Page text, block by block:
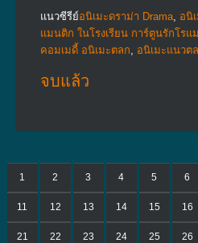
แนวซีรีย์อนิเมะดราม่า Drama, อนิ
แมนติก ในโรงเรียน การ์ตูนรักโรแ
คอมเมดี้ อนิเมะตลก, อนิเมะแนวต
จบแล้ว
1 2 3 4 5 6
11 12 13 14 15 16
21 22 23 24 25 26